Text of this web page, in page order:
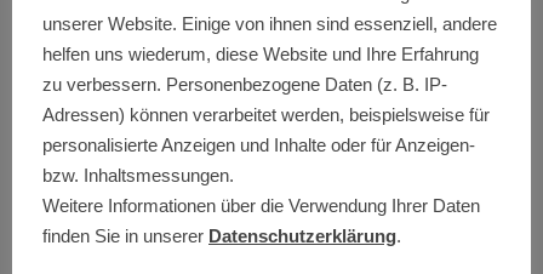
Wenn Sie die Verarbeitung Ihrer personenbezogenen Daten
eingeschränkt haben, dürfen diese Daten – von ihrer
Speicherung abgesehen – nur mit Ihrer Einwilligung oder zur
Geltendmachung, Ausübung oder Verteidigung von
Rechtsansprüchen oder zum Schutz der Rechte einer anderen
natürlichen oder juristischen Person oder aus Gründen eines
wichtigen öffentlichen Interesses der Europäischen Union
oder eines Mitgliedstaats verarbeitet werden.
4. Datenerfassung auf dieser Website
Cookies
unserer Website. Einige von ihnen sind essenziell, andere
helfen uns wiederum, diese Website und Ihre Erfahrung
zu verbessern. Personenbezogene Daten (z. B. IP-
Adressen) können verarbeitet werden, beispielsweise für
personalisierte Anzeigen und Inhalte oder für Anzeigen-
bzw. Inhaltsmessungen.
Weitere Informationen über die Verwendung Ihrer Daten
finden Sie in unserer Datenschutzerklärung.